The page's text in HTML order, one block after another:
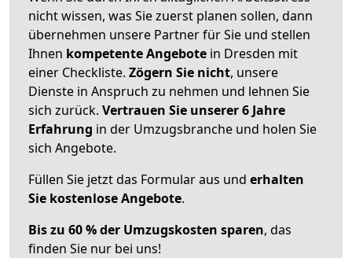
nicht wissen, was Sie zuerst planen sollen, dann
übernehmen unsere Partner für Sie und stellen
Ihnen kompetente Angebote in Dresden mit
einer Checkliste. Zögern Sie nicht, unsere
Dienste in Anspruch zu nehmen und lehnen Sie
sich zurück. Vertrauen Sie unserer 6 Jahre
Erfahrung in der Umzugsbranche und holen Sie
sich Angebote.
Füllen Sie jetzt das Formular aus und erhalten
Sie kostenlose Angebote.
Bis zu 60 % der Umzugskosten sparen, das
finden Sie nur bei uns!